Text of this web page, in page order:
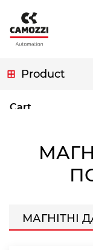
main
content
Product
Cart
МАГНІТНІ